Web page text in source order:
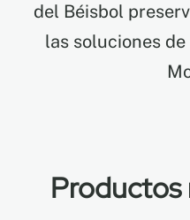
del Béisbol
las soluciones
Productos